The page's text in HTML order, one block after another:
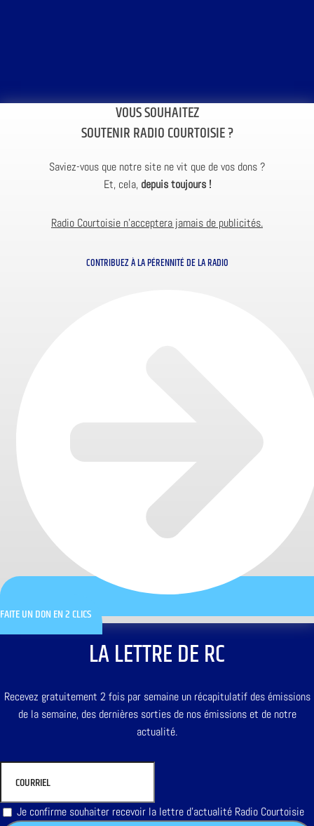
VOUS SOUHAITEZ
SOUTENIR RADIO COURTOISIE ?
Saviez-vous que notre site ne vit que de vos dons ?
Et, cela, depuis toujours !
Radio Courtoisie n’acceptera jamais de publicités.
CONTRIBUEZ À LA PÉRENNITÉ DE LA RADIO
FAITE UN DON EN 2 CLICS
LA LETTRE DE RC
Recevez gratuitement 2 fois par semaine un récapitulatif des émissions
de la semaine, des dernières sorties de nos émissions et de notre
actualité.
Je confirme souhaiter recevoir la lettre d'actualité Radio Courtoisie